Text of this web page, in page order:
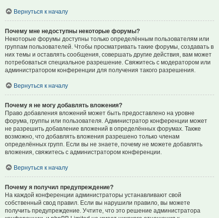
Вернуться к началу
Почему мне недоступны некоторые форумы?
Некоторые форумы доступны только определённым пользователям или
группам пользователей. Чтобы просматривать такие форумы, создавать в
них темы и оставлять сообщения, совершать другие действия, вам может
потребоваться специальное разрешение. Свяжитесь с модератором или
администратором конференции для получения такого разрешения.
Вернуться к началу
Почему я не могу добавлять вложения?
Право добавления вложений может быть предоставлено на уровне
форума, группы или пользователя. Администратор конференции может
не разрешить добавление вложений в определённых форумах. Также
возможно, что добавлять вложения разрешено только членам
определённых групп. Если вы не знаете, почему не можете добавлять
вложения, свяжитесь с администратором конференции.
Вернуться к началу
Почему я получил предупреждение?
На каждой конференции администраторы устанавливают свой
собственный свод правил. Если вы нарушили правило, вы можете
получить предупреждение. Учтите, что это решение администратора